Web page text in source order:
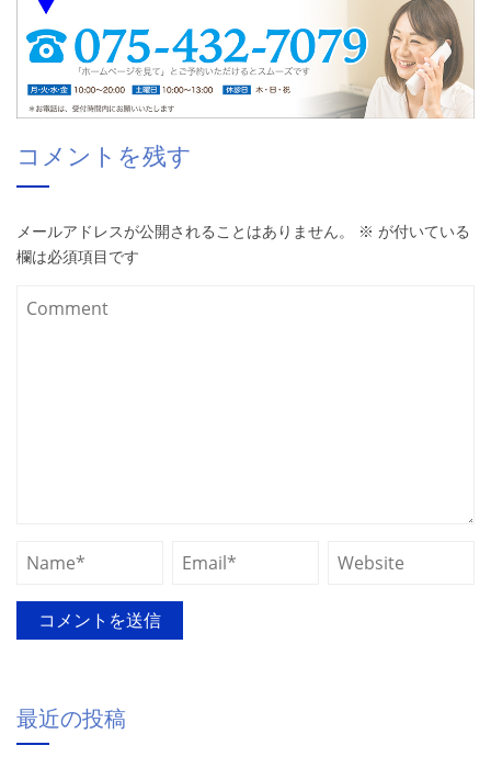
コメントを残す
メールアドレスが公開されることはありません。 ※ が付いている
欄は必須項目です
最近の投稿